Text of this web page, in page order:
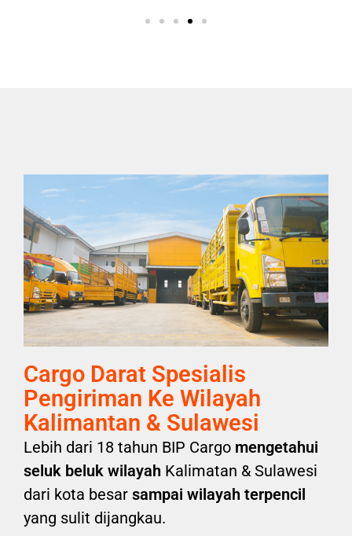
Cargo Darat Spesialis
Pengiriman Ke Wilayah
Kalimantan & Sulawesi
Lebih dari 18 tahun BIP Cargo mengetahui
seluk beluk wilayah Kalimatan & Sulawesi
dari kota besar sampai wilayah terpencil
yang sulit dijangkau.